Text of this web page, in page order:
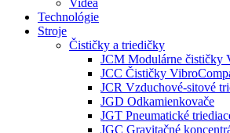
Videá
Technológie
Stroje
Čističky a triedičky
JCM Modulárne čističky
JCC Čističky
JCR Vzduchové-sitové
JGD Odkamienkovače
JGT Pneumatické
JGC Gravitačné